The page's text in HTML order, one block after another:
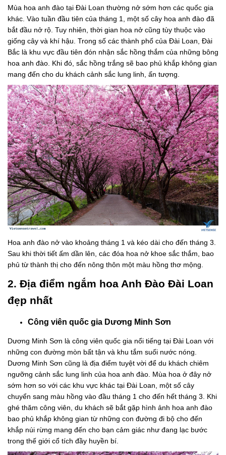
Mùa hoa anh đào tại Đài Loan thường nở sớm hơn các quốc gia
khác. Vào tuần đầu tiên của tháng 1, một số cây hoa anh đào đã
bắt đầu nở rộ. Tuy nhiên, thời gian hoa nở cũng tùy thuộc vào
giống cây và khí hậu. Trong số các thành phố của Đài Loan, Đài
Bắc là khu vực đầu tiên đón nhận sắc hồng thắm của những bông
hoa anh đào. Khi đó, sắc hồng trắng sẽ bao phủ khắp không gian
mang đến cho du khách cảnh sắc lung linh, ấn tượng.
Hoa anh đào nở vào khoảng tháng 1 và kéo dài cho đến tháng 3.
Sau khi thời tiết ấm dần lên, các đóa hoa nở khoe sắc thắm, bao
phủ từ thành thị cho đến nông thôn một màu hồng thơ mộng.
2. Địa điểm ngắm hoa Anh Đào Đài Loan
đẹp nhất
Công viên quốc gia Dương Minh Sơn
Dương Minh Sơn là công viên quốc gia nổi tiếng tại Đài Loan với
những con đường mòn bất tận và khu tắm suối nước nóng.
Dương Minh Sơn cũng là địa điểm tuyệt vời để du khách chiêm
ngưỡng cảnh sắc lung linh của hoa anh đào. Mùa hoa ở đây nở
sớm hơn so với các khu vực khác tại Đài Loan, một số cây
chuyển sang màu hồng vào đầu tháng 1 cho đến hết tháng 3. Khi
ghé thăm công viên, du khách sẽ bắt gặp hình ảnh hoa anh đào
bao phủ khắp không gian từ những con đường đi bộ cho đến
khắp núi rừng mang đến cho bạn cảm giác như đang lạc bước
trong thế giới cổ tích đầy huyền bí.